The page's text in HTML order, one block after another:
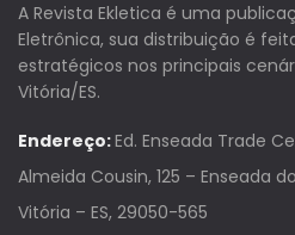
A Revista Ekletica é uma
Eletrônica, sua distribuição é
estratégicos nos principais
Vitória/ES.
Endereço:Ed. Enseada Trade
Almeida Cousin, 125 – Enseada do
Vitória – ES, 29050-565